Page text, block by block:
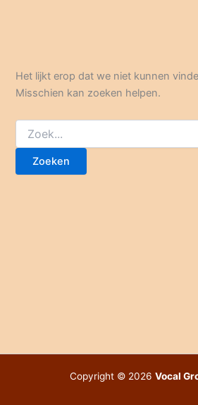
Het lijkt erop dat we niet kunnen
Misschien kan zoeken helpen.
Zoek
naar:
Copyright © 2026 Vocal